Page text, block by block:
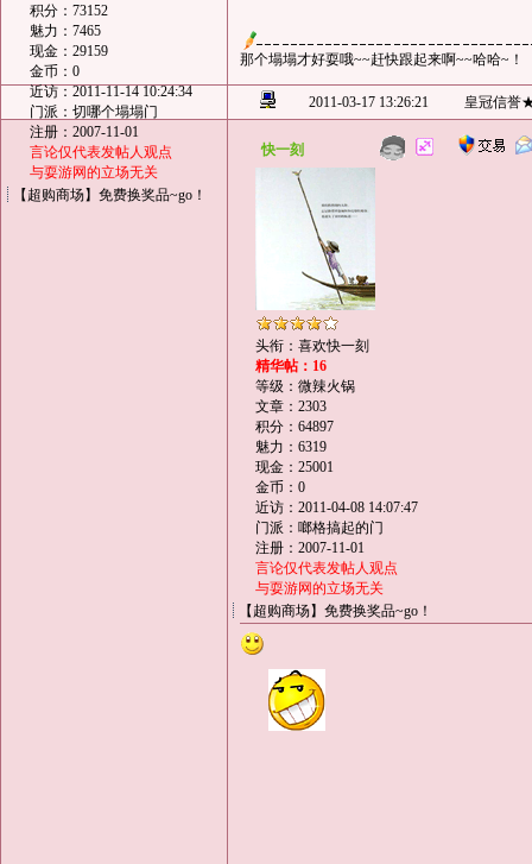
积分：73152
魅力：7465
现金：29159
金币：0
近访：2011-11-14 10:24:34
门派：切哪个塌塌门
注册：2007-11-01
言论仅代表发帖人观点
与耍游网的立场无关
【超购商场】免费换奖品~go！
那个塌塌才好耍哦~~赶快跟起来啊~~哈哈~！
2011-03-17 13:26:21 皇冠信誉
快一刻
头衔：喜欢快一刻
精华帖：16
等级：微辣火锅
文章：2303
积分：64897
魅力：6319
现金：25001
金币：0
近访：2011-04-08 14:07:47
门派：啷格搞起的门
注册：2007-11-01
言论仅代表发帖人观点
与耍游网的立场无关
【超购商场】免费换奖品~go！